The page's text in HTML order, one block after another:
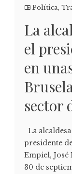
Política,
La
el
en
sector
La
presidente
Empiel,
30 de